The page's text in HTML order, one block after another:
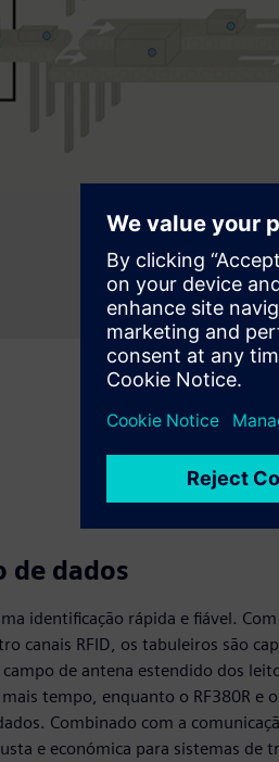
de dados
identificação rápida e fiável. Com
canais RFID, os tabuleiros são
de antena estendido dos
tempo, enquanto o RF380R e o
Combinado com a
e económica para sistemas de